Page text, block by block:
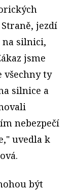
jezdí
silnici,
jsme
všechny ty
silnice a
nebezpečí
uvedla k
být